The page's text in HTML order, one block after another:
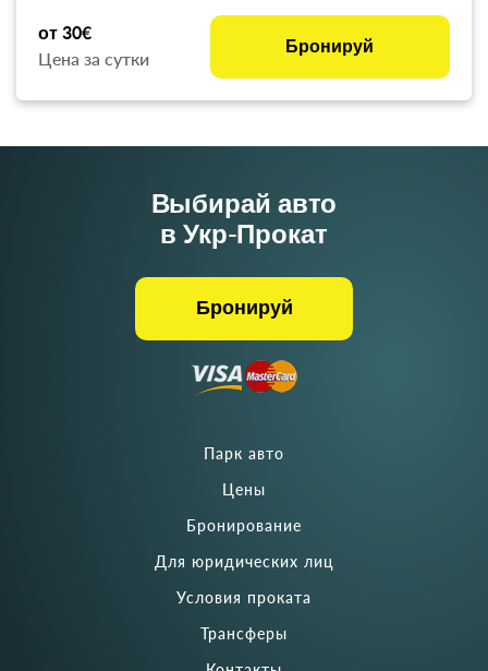
от 30€
Цена за сутки
Бронируй
Парк авто
Цены
Бронирование
Для юридических лиц
Условия проката
Трансферы
Выбирай авто
в Укр-Прокат
Бронируй